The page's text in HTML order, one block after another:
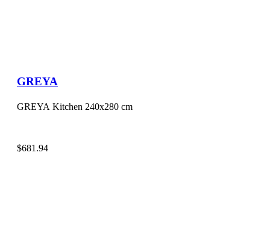
GREYA
GREYA Kitchen 240x280 cm
$681.94